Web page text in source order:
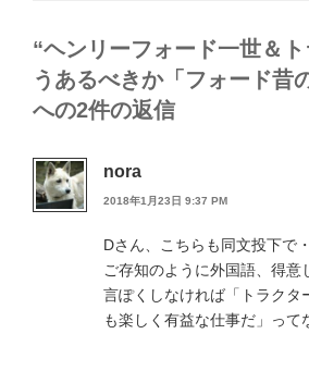
“ヘンリーフォード一世＆
うあるべきか「フォード昔
への2件の返信
nora
2018年1月23日 9:37 PM
Dさん、こちらも同文投下で
ご存知のように外国語、得意
言ぽくしなければ「トラクタ
も楽しく有益な仕事だ」って